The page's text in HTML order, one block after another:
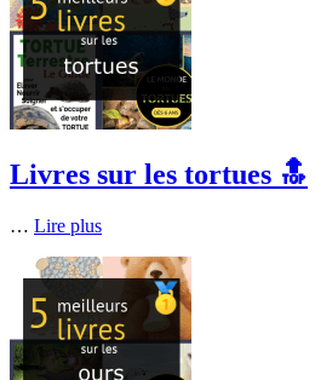
Livres sur les tortues 🔝
… Lire plus